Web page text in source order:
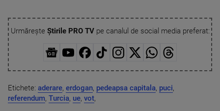
Urmărește Știrile PRO TVpe canalul de social media preferat:
Etichete: aderare, erdogan, pedeapsa capitala, puci,
referendum, Turcia, ue, vot,